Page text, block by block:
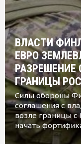
ВЛАСТИ
ЕВРО
РАЗРЕШЕНИЕ
ГРАНИЦЫ
Силы обороны
соглашения с
возле границы
начать